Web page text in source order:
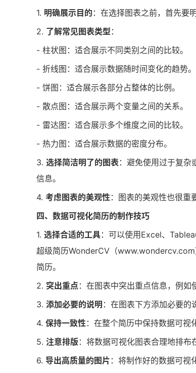
1. 明确展示目的 ：在选择图表之前，首先要
2. 了解常见图表类型 ：
- 柱状图：适合展示不同类别之间的比较。
- 折线图：适合展示数据随时间变化的趋势。
- 饼图：适合展示各部分占整体的比例。
- 散点图：适合展示两个变量之间的关系。
- 雷达图：适合展示多个维度之间的比较。
- 热力图：适合展示数据的密度分布。
3. 选择简洁明了的图表 ：避免使用过于复杂
信息。
4. 考虑图表的美观性 ：图表的美观性也很重
四、数据可视化简历的制作技巧
1. 选择合适的工具：可以使用Excel、
超级简历WonderCV（www.wondercv.com
简历。
2. 突出重点 ：在图表中突出重点信息，例如
3. 添加必要的说明 ：在图表下方添加必要的
4. 保持一致性 ：在整个简历中保持数据可视
5. 注意排版：将数据可视化图表合理地排布
6. 导出高质量的图片 ：将制作好的数据可视